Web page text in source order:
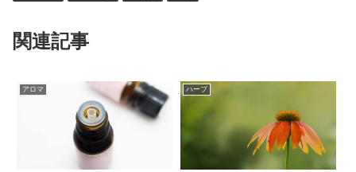
関連記事
アロマ ハーブ